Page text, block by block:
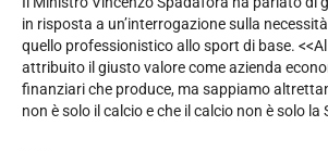
in risposta a un’interrogazione sulla
quello professionistico allo sport di base.
attribuito il giusto valore come azienda
finanziari che produce, ma sappiamo
non è solo il calcio e che il calcio non è solo la